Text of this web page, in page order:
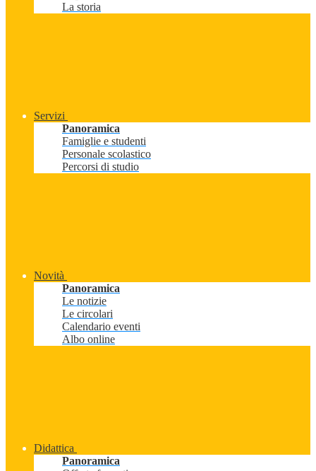
La storia
Servizi
Panoramica
Famiglie e studenti
Personale scolastico
Percorsi di studio
Novità
Panoramica
Le notizie
Le circolari
Calendario eventi
Albo online
Didattica
Panoramica